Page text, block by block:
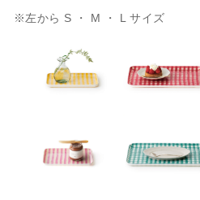
※左から S ・ M ・ L サイズ